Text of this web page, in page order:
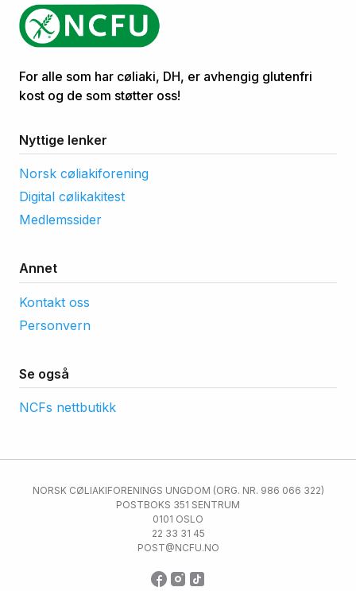
For alle som har cøliaki, DH, er avhengig glutenfri
kost og de som støtter oss!
Nyttige lenker
Norsk cøliakiforening
Digital cølikakitest
Medlemssider
Annet
Kontakt oss
Personvern
Se også
NCFs nettbutikk
NORSK CØLIAKIFORENINGS UNGDOM (ORG. NR. 986 066 322)
POSTBOKS 351 SENTRUM
0101 OSLO
22 33 31 45
POST@NCFU.NO